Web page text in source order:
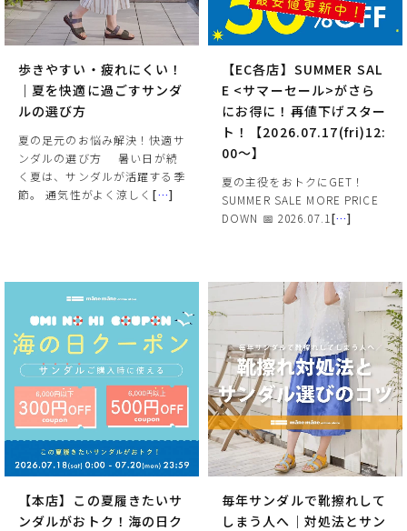
歩きやすい・疲れにくい！
｜夏を快適に過ごすサンダ
ルの選び方
夏の足元のお悩み解決！快適サ
ンダルの選び方 ⠀ 暑い日が続
く夏は、サンダルが活躍する季
節。 通気性がよく涼しく […]
【EC各店】SUMMER SAL
E <サマーセール>がさら
にお得に！再値下げスター
ト！【2026.07.17(fri)12:
00～】
夏の主役をおトクにGET！
SUMMER SALE MORE PRICE
DOWN 📅 2026.07.1 […]
【本店】この夏履きたいサ
ンダルがおトク！海の日ク
毎年サンダルで靴擦れして
しまう人へ｜対処法とサン